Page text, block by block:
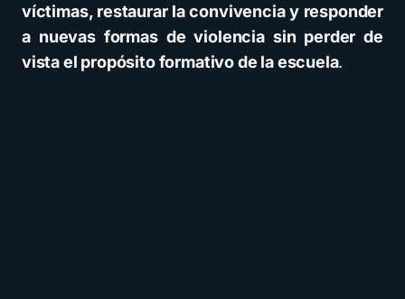
víctimas, restaurar la convivencia y responder
a nuevas formas de violencia sin perder de
vista el propósito formativo de la escuela.